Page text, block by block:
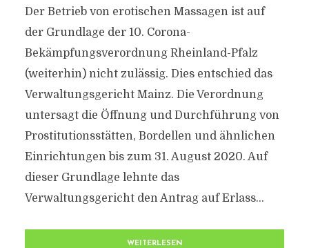
Der Betrieb von erotischen Massagen ist auf
der Grundlage der 10. Corona-
Bekämpfungsverordnung Rheinland-Pfalz
(weiterhin) nicht zulässig. Dies entschied das
Verwaltungsgericht Mainz. Die Verordnung
untersagt die Öffnung und Durchführung von
Prostitutionsstätten, Bordellen und ähnlichen
Einrichtungen bis zum 31. August 2020. Auf
dieser Grundlage lehnte das
Verwaltungsgericht den Antrag auf Erlass...
WEITERLESEN